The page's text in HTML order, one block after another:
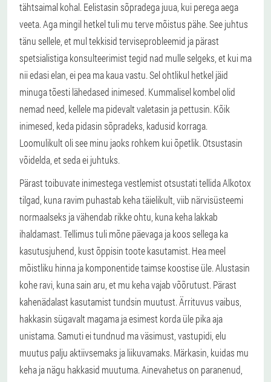
tähtsaimal kohal. Eelistasin sõpradega juua, kui perega aega
veeta. Aga mingil hetkel tuli mu terve mõistus pähe. See juhtus
tänu sellele, et mul tekkisid terviseprobleemid ja pärast
spetsialistiga konsulteerimist tegid nad mulle selgeks, et kui ma
nii edasi elan, ei pea ma kaua vastu. Sel ohtlikul hetkel jäid
minuga tõesti lähedased inimesed. Kummalisel kombel olid
nemad need, kellele ma pidevalt valetasin ja pettusin. Kõik
inimesed, keda pidasin sõpradeks, kadusid korraga.
Loomulikult oli see minu jaoks rohkem kui õpetlik. Otsustasin
võidelda, et seda ei juhtuks.
Pärast toibuvate inimestega vestlemist otsustati tellida Alkotox
tilgad, kuna ravim puhastab keha täielikult, viib närvisüsteemi
normaalseks ja vähendab rikke ohtu, kuna keha lakkab
ihaldamast. Tellimus tuli mõne päevaga ja koos sellega ka
kasutusjuhend, kust õppisin toote kasutamist. Hea meel
mõistliku hinna ja komponentide taimse koostise üle. Alustasin
kohe ravi, kuna sain aru, et mu keha vajab võõrutust. Pärast
kahenädalast kasutamist tundsin muutust. Ärrituvus vaibus,
hakkasin sügavalt magama ja esimest korda üle pika aja
unistama. Samuti ei tundnud ma väsimust, vastupidi, elu
muutus palju aktiivsemaks ja liikuvamaks. Märkasin, kuidas mu
keha ja nägu hakkasid muutuma. Ainevahetus on paranenud,